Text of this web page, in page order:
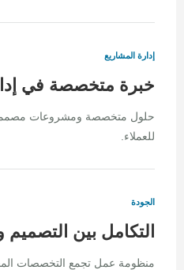
إدارة المشاريع
خبرة متخصصة في
حلول متخصصة ومشروعات مصممة
للعملاء.
الجودة
التكامل بين التصميم
منظومة عمل تجمع التخصصات